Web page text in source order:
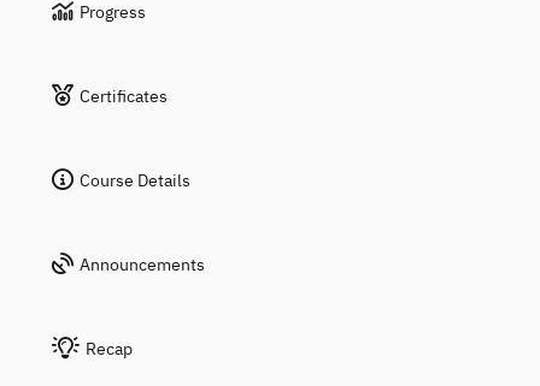
Progress
Certificates
Course Details
Announcements
Recap